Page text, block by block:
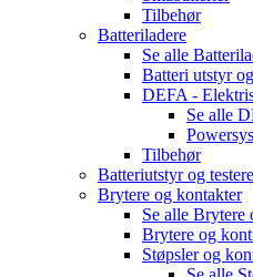
Tilbehør
Batteriladere
Se alle
Batteri utstyr
DEFA -
Se alle
Tilbehør
Batteriutstyr og testere
Brytere og kontakter
Se alle Brytere
Brytere og
Støpsler og